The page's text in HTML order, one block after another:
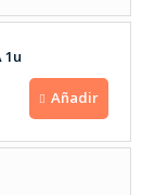
1u
Añadir